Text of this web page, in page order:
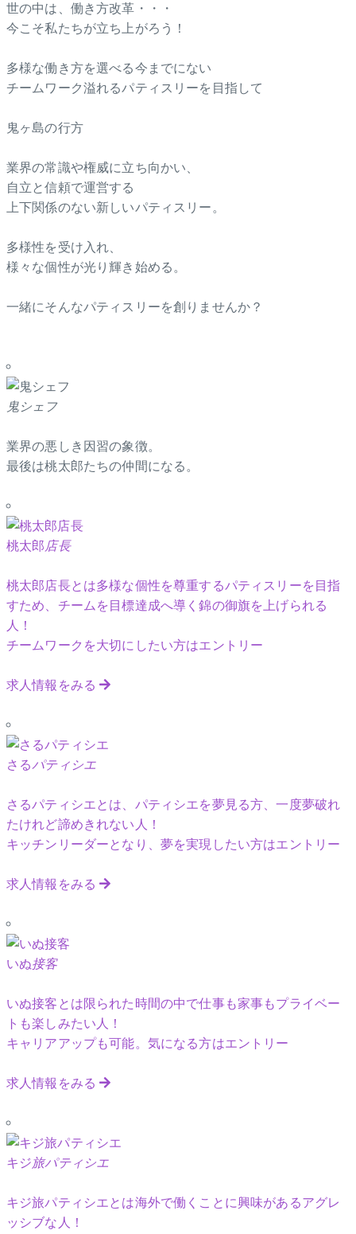
世の中は、働き方改革・・・
今こそ私たちが立ち上がろう！
多様な働き方を選べる今までにない
チームワーク溢れるパティスリーを目指して
鬼ヶ島の行方
業界の常識や権威に立ち向かい、
自立と信頼で運営する
上下関係のない新しいパティスリー。
多様性を受け入れ、
様々な個性が光り輝き始める。
一緒にそんなパティスリーを創りませんか？
鬼シェフ
業界の悪しき因習の象徴。
最後は桃太郎たちの仲間になる。
桃太郎店長
桃太郎店長とは多様な個性を尊重するパティスリーを目指
すため、チームを目標達成へ導く錦の御旗を上げられる
人！
チームワークを大切にしたい方はエントリー
求人情報をみる
さるパティシエ
さるパティシエとは、パティシエを夢見る方、一度夢破れ
たけれど諦めきれない人！
キッチンリーダーとなり、夢を実現したい方はエントリー
求人情報をみる
いぬ接客
いぬ接客とは限られた時間の中で仕事も家事もプライベー
トも楽しみたい人！
キャリアアップも可能。気になる方はエントリー
求人情報をみる
キジ旅パティシエ
キジ旅パティシエとは海外で働くことに興味があるアグレ
ッシブな人！